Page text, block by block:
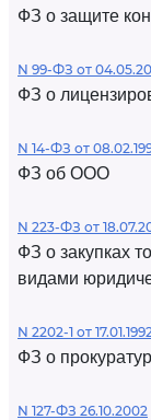
ФЗ о защите
N 99-ФЗ от
ФЗ о
N 14-ФЗ от
ФЗ об ООО
N 223-ФЗ от
ФЗ о закупках
видами
N 2202-1 от
ФЗ о
N 127-ФЗ 26.10.2002